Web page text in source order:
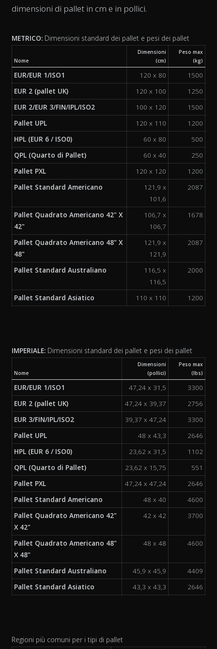
dimensioni di pallet in cm e in pollici.
METRICO: Dimensioni standard dei pallet e pesi dei pallet
Nome
Dimensioni
(cm)
Peso max
(kg)
EUR/EUR 1/ISO1 120 x 80
1500
EUR 2 (pallet UK)
120 x 100
1250
EUR 2/EUR 3/FIN/IPL/ISO2
100 x 120
1500
Pallet UPL
120 x 110
1200
HPL (EUR 6 / ISO0)
60 x 80
500
QPL (Quarto di Pallet)
60 x 40
250
Pallet PXL
120 x 120
1200
Pallet Standard Americano
121,9 x
101,6
2087
Pallet Quadrato Americano 42" X
42"
106,7 x
106,7
1678
Pallet Quadrato Americano 48" X
48"
121,9 x
121,9
2087
Pallet Standard Australiano
116,5 x
116,5
2000
Pallet Standard Asiatico 110 x 110 1200
IMPERIALE: Dimensioni standard dei pallet e pesi dei pallet
Nome
Dimensioni
(pollici)
Peso max
(lbs)
EUR/EUR 1/ISO1 47,24 x 31,5
3300
EUR 2 (pallet UK)
47,24 x 39,37
2756
EUR 3/FIN/IPL/ISO2
39,37 x 47,24
3300
Pallet UPL
48 x 43,3
2646
HPL (EUR 6 / ISO0)
23,62 x 31,5
1102
QPL (Quarto di Pallet)
23,62 x 15,75
551
Pallet PXL
47,24 x 47,24
2646
Pallet Standard Americano
48 x 40
4600
Pallet Quadrato Americano 42"
X 42"
42 x 42 3700
Pallet Quadrato Americano 48"
X 48"
48 x 48 4600
Pallet Standard Australiano 45,9 x 45,9
4409
Pallet Standard Asiatico
43,3 x 43,3 2646
Regioni più comuni per i tipi di pallet